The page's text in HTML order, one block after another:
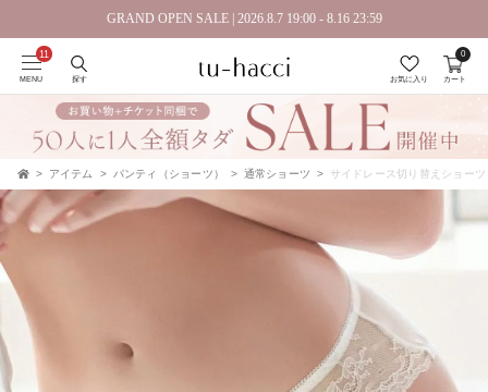
GRAND OPEN SALE | 2026.8.7 19:00 - 8.16 23:59
会員登録で今すぐ使えるポイントプレゼント！
MENU 探す お気に入り カート
0
アイテム パンティ（ショーツ） 通常ショーツ サイドレース切り替えショー